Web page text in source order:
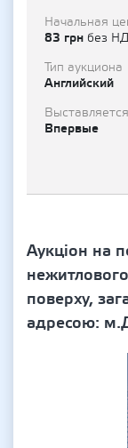
Начальная
83 грн без
Тип аукциона
Английский
Впервые
Аукціон на
поверху,
адресою: